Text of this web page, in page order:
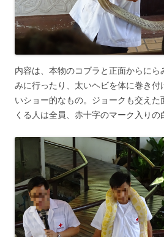
内容は、本物のコブラと正面からに
みに行ったり、太いヘビを体に巻き付
いショー的なもの。ジョークも交えた
くる人は全員、赤十字のマーク入りの